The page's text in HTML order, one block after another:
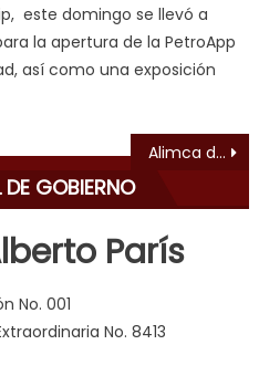
este domingo se llevó a
la apertura de la PetroApp
así como una exposición
entradas Alimca distribuyó más de 40 toneladas de carne en Carabobo
DE GOBIERNO
París
No. 001
No. 8413